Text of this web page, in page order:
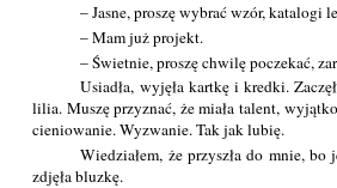
– Jasne, proszę wybrać wzór, katalogi
– Mam już projekt.
– Świetnie, proszę chwilę poczekać,
Usiadła, wyjęła kartkę i kredki.
lilia. Muszę przyznać, że miała talent,
cieniowanie. Wyzwanie. Tak jak lubię.
Wiedziałem, że przyszła do mnie,
zdjęła bluzkę.